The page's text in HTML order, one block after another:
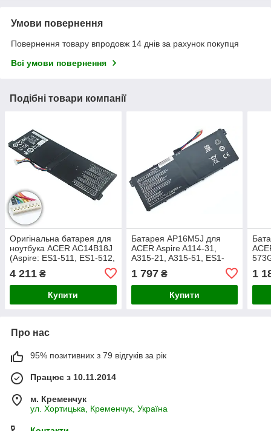
Умови повернення
Повернення товару впродовж 14 днів за рахунок покупця
Всі умови повернення
Подібні товари компанії
Оригінальна батарея для
ноутбука ACER AC14B18J
(Aspire: ES1-511, ES1-512,
533) 11.4V 3220mAh Black
4 211 ₴
Купити
Батарея AP16M5J для
ACER Aspire A114-31,
A315-21, A315-51, ES1-
AP16M4J (7.6V 6100mAh
46Wh) KT.00205.004
1 797₴
Купити
1
Про нас
95% позитивних з 79 відгуків за рік
Працює з 10.11.2014
м. Кременчук
ул. Хортицька, Кременчук, Україна